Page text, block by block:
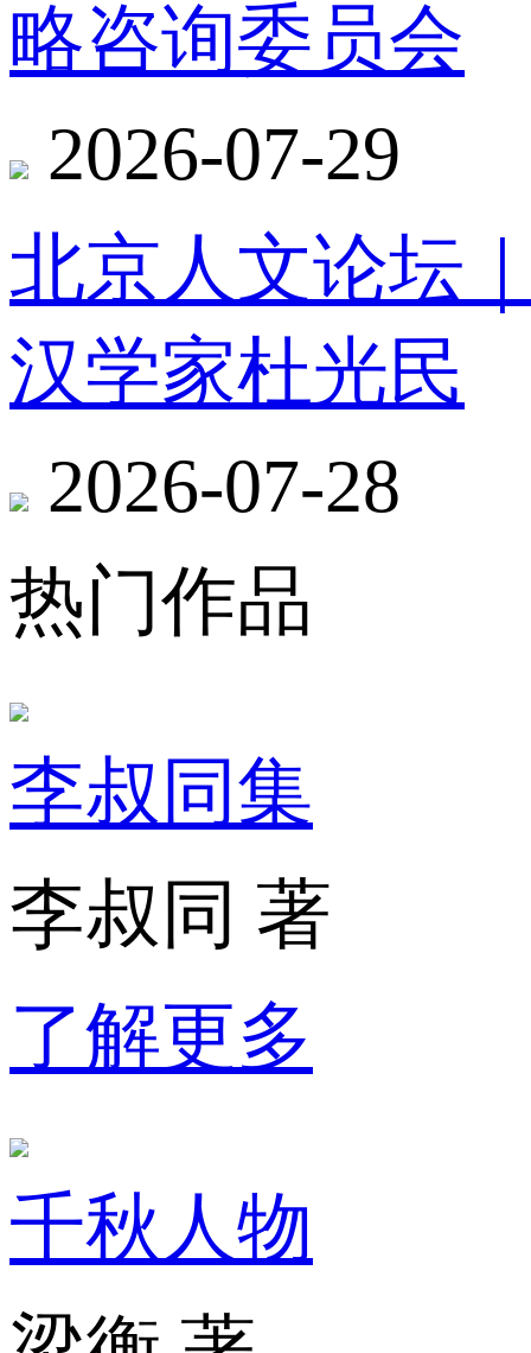
略咨询委员会
2026-07-29
北京人文论坛
汉学家杜光民
2026-07-28
热门作品
李叔同集
李叔同 著
了解更多
千秋人物